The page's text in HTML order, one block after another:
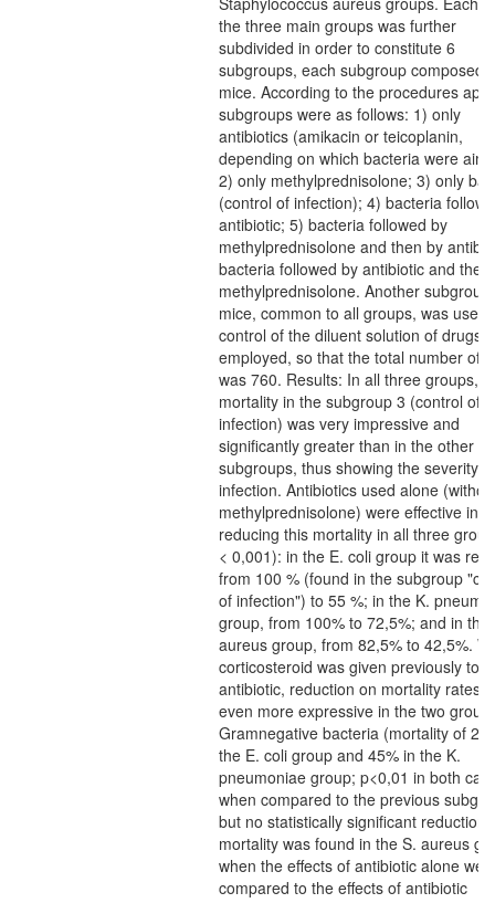
the three main groups was further
subdivided in order to constitute 6
subgroups, each subgroup composed
mice. According to the procedures
subgroups were as follows: 1) only
antibiotics (amikacin or teicoplanin,
depending on which bacteria were
2) only methylprednisolone; 3) only
(control of infection); 4) bacteria
antibiotic; 5) bacteria followed by
methylprednisolone and then by
bacteria followed by antibiotic and then
methylprednisolone. Another
mice, common to all groups, was used
control of the diluent solution of drugs
employed, so that the total number of
was 760. Results: In all three groups,
mortality in the subgroup 3 (control of
infection) was very impressive and
significantly greater than in the other
subgroups, thus showing the severity
infection. Antibiotics used alone
methylprednisolone) were effective in
reducing this mortality in all three
< 0,001): in the E. coli group it was
from 100 % (found in the subgroup
of infection") to 55 %; in the K.
group, from 100% to 72,5%; and in the
aureus group, from 82,5% to 42,5%.
corticosteroid was given previously to
antibiotic, reduction on mortality rates
even more expressive in the two
Gramnegative bacteria (mortality of
the E. coli group and 45% in the K.
pneumoniae group; p<0,01 in both
when compared to the previous
but no statistically significant reduction
mortality was found in the S. aureus
when the effects of antibiotic alone
compared to the effects of antibiotic